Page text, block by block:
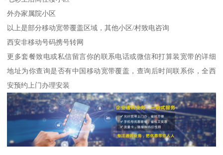
外办家属院小区
以上是部分移动宽带覆盖区域，其他小区/村致电咨询
西安非移动号码携号转网
更多套餐致电或私信留言你的联系电话或微信和打算装宽带的详细
地址为你查询是否有中国移动宽带覆盖，查询后时间联系你，全西
安预约上门办理安装